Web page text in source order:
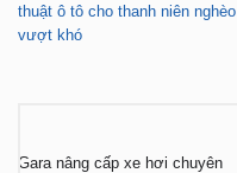
thuật ô tô cho thanh niên nghèo
vượt khó
Gara nâng cấp xe hơi chuyên